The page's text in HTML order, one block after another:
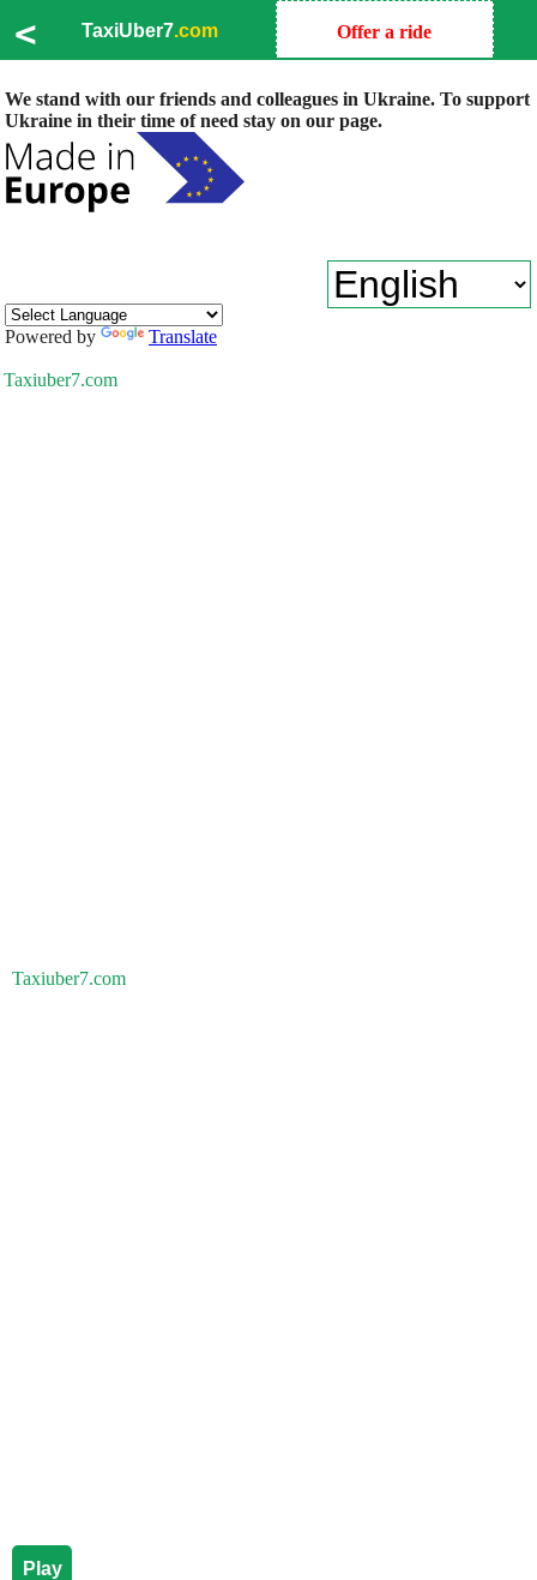
< TaxiUber7.com Offer a ride
We stand with our friends and colleagues in Ukraine. To support
Ukraine in their time of need stay on our page.
Powered by Translate
Taxiuber7.com
Taxiuber7.com
Play